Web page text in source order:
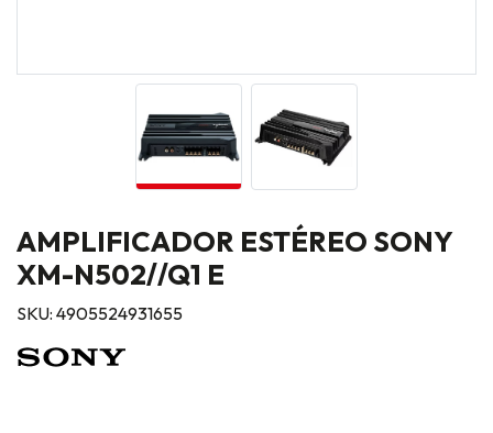
AMPLIFICADOR ESTÉREO SONY
XM-N502//Q1 E
SKU: 4905524931655